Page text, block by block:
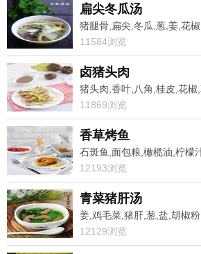
扁尖冬瓜汤
猪腿骨,扁尖,冬瓜,葱,姜,花椒
11584浏览
卤猪头肉
猪头肉,香叶,八角,桂皮,花椒
11869浏览
香草烤鱼
12193浏览
青菜猪肝汤
姜,鸡毛菜,猪肝,葱,盐,胡椒
12129浏览